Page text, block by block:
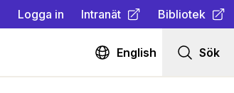
Logga in Intranät
(Öppnas i ny flik)
Bibliotek
(Öppnas i ny
English Sök